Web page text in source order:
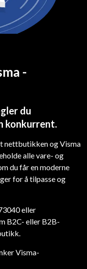
-
du
konkurrent.
nettbutikken og Visma
alle vare- og
du får en moderne
for å tilpasse og
eller
B2C- eller B2B-
Visma-